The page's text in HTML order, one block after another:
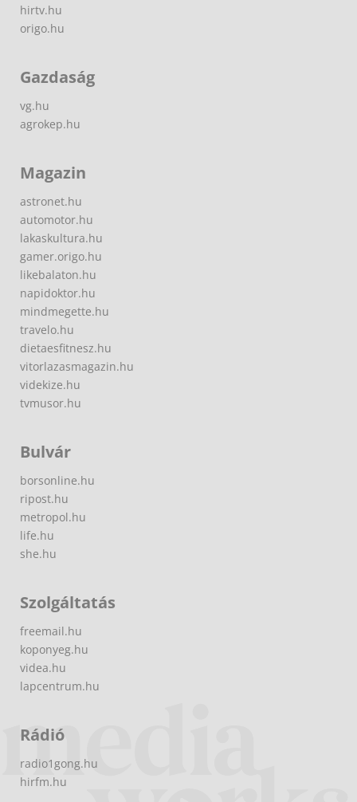
hirtv.hu
origo.hu
Gazdaság
vg.hu
agrokep.hu
Magazin
astronet.hu
automotor.hu
lakaskultura.hu
gamer.origo.hu
likebalaton.hu
napidoktor.hu
mindmegette.hu
travelo.hu
dietaesfitnesz.hu
vitorlazasmagazin.hu
videkize.hu
tvmusor.hu
Bulvár
borsonline.hu
ripost.hu
metropol.hu
life.hu
she.hu
Szolgáltatás
freemail.hu
koponyeg.hu
videa.hu
lapcentrum.hu
Rádió
radio1gong.hu
hirfm.hu